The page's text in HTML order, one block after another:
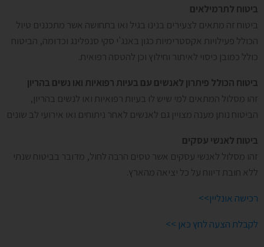
ביטוח לתרמילאים
ביטוח זה מתאים לצעירים בנינו בגיל ואו בתחושה אשר מתכננים טיול
הכולל פעילויות אקסטרימיות כגון באנג'י סקי סנפלינג וכדומה, הביטוח
כולל כמובן כיסוי לאיתור וחילוץ וכן להטסה רפואית.
ביטוח הכולל פיתרון לאנשים עם בעיות רפואיות ואו נשים בהריון
זהו מסלול המתאים למי שיש לו בעיות רפואיות ואו לנשים בהריון,
הביטוח נותן מענה מצויין גם לאנשים לאחר ניתוחים ואו אירועי לב שונים
ביטוח לאנשי עסקים
זהו מסלול לאנשי עסקים אשר טסים הרבה לחול, מדובר בביטוח שנתי
ללא חובת דיווח על כל יציאה מהארץ.
רכישה אונליין>>
לקבלת הצעה לחץ כאן >>